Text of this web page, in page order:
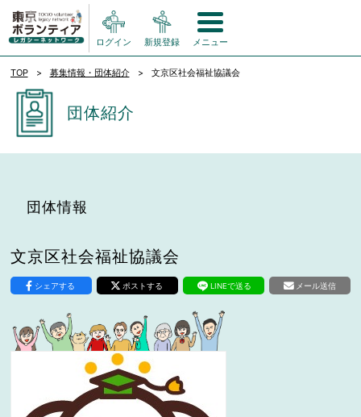
ログイン 新規登録 メニュー
TOP 募集情報・団体紹介 文京区社会福祉協議会
団体紹介
団体情報
文京区社会福祉協議会
シェアする ポストする LINEで送る メール送信